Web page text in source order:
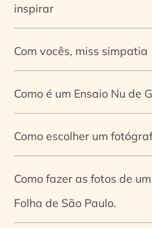
inspirar
Com vocês, miss simpatia
Como é um Ensaio Nu de
Como escolher um
Como fazer as fotos de
Folha de São Paulo.